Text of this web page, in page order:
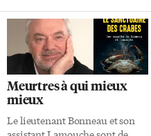
Première Nation locale. La ville
d’Orillia est située au bord du
lac Simcoe, au Nord de Barrie,
dans la région de la Baie
Georgienne explorée en 1615 et
1616 par le navigateur,
cartographe, fondateur de
Québec et gouverneur de la
Nouvelle-France. Éléments
Meurtres à qui mieux
mieux
Le lieutenant Bonneau et son